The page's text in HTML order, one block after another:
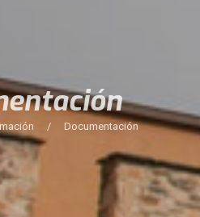
/ Documentación